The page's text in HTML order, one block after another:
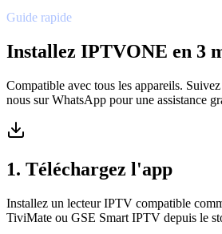
Guide rapide
Installez IPTVONE en 3
Compatible avec tous les appareils.
nous sur WhatsApp pour une assistance
1. Téléchargez l'app
Installez un lecteur IPTV compatible
TiviMate ou GSE Smart IPTV depuis le